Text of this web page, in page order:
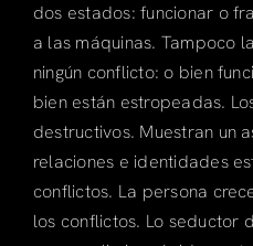
dos estados: funcionar o
a las máquinas. Tampoco
ningún conflicto: o bien
bien están estropeadas.
destructivos. Muestran un
relaciones e identidades
conflictos. La persona
los conflictos. Lo seductor